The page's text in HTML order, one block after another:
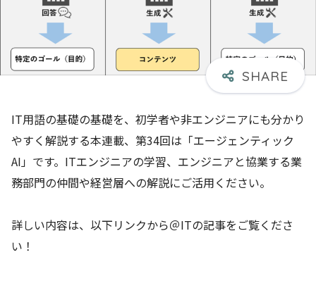
IT用語の基礎の基礎を、初学者や非エンジニアにも分かり
やすく解説する本連載、第34回は「エージェンティック
AI」です。ITエンジニアの学習、エンジニアと協業する業
務部門の仲間や経営層への解説にご活用ください。
詳しい内容は、以下リンクから＠ITの記事をご覧くださ
い！